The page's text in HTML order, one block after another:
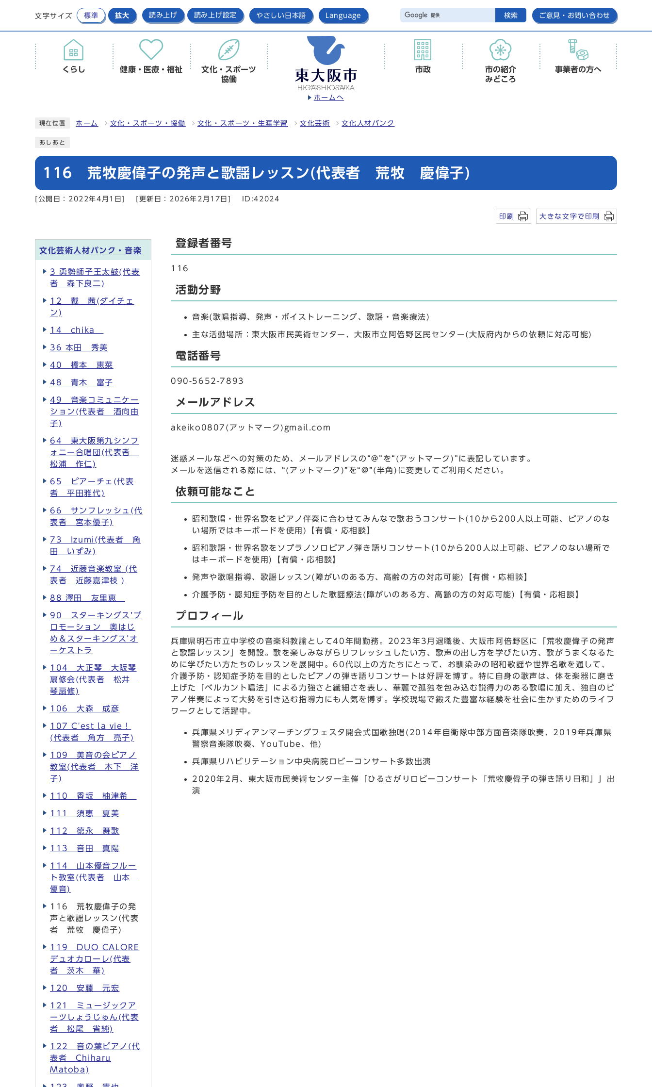
文字サイズ 標準 拡大 読み上げ 読み上げ設定 やさしい日本語 Language 検索 ご意見・お問い合わせ
ホームへ
くらし 健康・医療・福祉
文化・スポーツ
協働
市政
市の紹介
みどころ
事業者の方へ
現在位置 ホーム 文化・スポーツ・協働 文化・スポーツ・生涯学習 文化芸術 文化人材バンク
あしあと
116 荒牧慶偉子の発声と歌謡レッスン(代表者 荒牧 慶偉子)
[公開日：2022年4月1日] [更新日：2026年2月17日] ID:42024
印刷 大きな文字で印刷
登録者番号
116
活動分野
音楽(歌唱指導、発声・ボイストレーニング、歌謡・音楽療法)
主な活動場所：東大阪市民美術センター、大阪市立阿倍野区民センター(大阪府内からの依頼に対応可能)
電話番号
090-5652-7893
メールアドレス
akeiko0807(アットマーク)gmail.com
迷惑メールなどへの対策のため、メールアドレスの“@”を“(アットマーク)”に表記しています。
メールを送信される際には、“(アットマーク)”を“@”(半角)に変更してご利用ください。
依頼可能なこと
昭和歌唱・世界名歌をピアノ伴奏に合わせてみんなで歌おうコンサート(10から200人以上可能、ピアノのな
い場所ではキーボードを使用)【有償・応相談】
昭和歌謡・世界名歌をソプラノソロピアノ弾き語りコンサート(10から200人以上可能、ピアノのない場所で
はキーボードを使用)【有償・応相談】
発声や歌唱指導、歌謡レッスン(障がいのある方、高齢の方の対応可能)【有償・応相談】
介護予防・認知症予防を目的とした歌謡療法(障がいのある方、高齢の方の対応可能)【有償・応相談】
プロフィール
兵庫県明石市立中学校の音楽科教諭として40年間勤務。2023年3月退職後、大阪市阿倍野区に「荒牧慶偉子の発声
と歌謡レッスン」を開設。歌を楽しみながらリフレッシュしたい方、歌声の出し方を学びたい方、歌がうまくなるた
めに学びたい方たちのレッスンを展開中。60代以上の方たちにとって、お馴染みの昭和歌謡や世界名歌を通して、
介護予防・認知症予防を目的としたピアノの弾き語りコンサートは好評を博す。特に自身の歌声は、体を楽器に磨き
上げた「ベルカント唱法」による力強さと繊細さを表し、華麗で孤独を包み込む説得力のある歌唱に加え、独自のピ
アノ伴奏によって大勢を引き込む指導力にも人気を博す。学校現場で鍛えた豊富な経験を社会に生かすためのライフ
ワークとして活躍中。
兵庫県メリディアンマーチングフェスタ開会式国歌独唱(2014年自衛隊中部方面音楽隊吹奏、2019年兵庫県
警察音楽隊吹奏、YouTube、他)
兵庫県リハビリテーション中央病院ロビーコンサート多数出演
2020年2月、東大阪市民美術センター主催「ひるさがりロビーコンサート『荒牧慶偉子の弾き語り日和』」出
演
文化芸術人材バンク・音楽
3 勇勢師子王太鼓(代表
者 森下良二)
12 戴 茜(ダイチェ
ン)
14 chika
36 本田 秀美
40 橋本 恵菜
48 青木 富子
49 音楽コミュニケー
ション(代表者 酒向由
子)
64 東大阪第九シンフ
ォニー合唱団(代表者
松浦 作仁)
65 ピアーチェ(代表
者 平田雅代)
66 サンフレッシュ(代
表者 宮本優子)
73 Izumi(代表者 角
田 いずみ)
74 近藤音楽教室 (代
表者 近藤嘉津枝 )
88 澤田 友里恵
90 スターキングス’プ
ロモーション 奥はじ
め＆スターキングス’オ
ーケストラ
104 大正琴 大阪琴
扇修会(代表者 松井
琴扇修)
106 大森 成彦
107 C'est la vie！
(代表者 角方 亮子)
109 美音の会ピアノ
教室(代表者 木下 洋
子)
110 香坂 柚津希
111 須恵 夏美
112 徳永 舞歌
113 音田 真陽
114 山本優音フルー
ト教室(代表者 山本
優音)
116 荒牧慶偉子の発
声と歌謡レッスン(代表
者 荒牧 慶偉子)
119 DUO CALORE
デュオカローレ(代表
者 茨木 華)
120 安藤 元宏
121 ミュージックア
ーツしょうじゅん(代表
者 松尾 省純)
122 音の葉ピアノ(代
表者 Chiharu
Matoba)